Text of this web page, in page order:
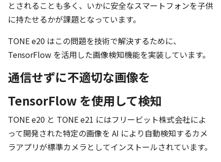
とされることも多く、いかに安全なスマートフォンを子供
に持たせるかが課題となっています。
TONE e20 はこの問題を技術で解決するために、
TensorFlow を活用した画像検知機能を実装しています。
通信せずに不適切な画像を
TensorFlow を使用して検知
TONE e20 と TONE e21 にはフリービット株式会社によ
って開発された特定の画像を AI により自動検知するカメ
ラアプリが標準カメラとしてインストールされています。